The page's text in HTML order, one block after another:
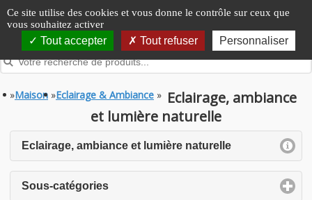
Panneau de gestion des cookies
Ce site utilise des cookies et vous donne le contrôle sur ceux que
vous souhaitez activer
Tout accepter Tout refuser Personnaliser
»Maison »Eclairage & Ambiance » Eclairage, ambiance
et lumière naturelle
Eclairage, ambiance et lumière naturelle click to expand
Sous-catégories